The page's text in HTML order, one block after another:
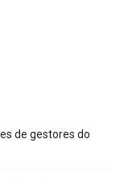
de gestores do